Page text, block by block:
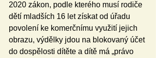
2020 zákon, podle kterého musí rodiče
dětí mladších 16 let získat od úřadu
povolení ke komerčnímu využití jejich
obrazu, výdělky jdou na blokovaný účet
do dospělosti dítěte a dítě má „právo